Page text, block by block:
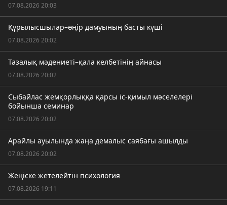
07.08.2026 20:03
Құрылысшылар–өңір дамуының басты күші
07.08.2026 20:02
Тазалық мәдениеті–қала келбетінің айнасы
07.08.2026 20:02
Сыбайлас жемқорлыққа қарсы іс-қимыл мәселелері
бойынша семинар
07.08.2026 20:02
Арайлы ауылында жаңа демалыс саябағы ашылды
07.08.2026 20:02
Жеңіске жетелейтін психология
07.08.2026 19:11